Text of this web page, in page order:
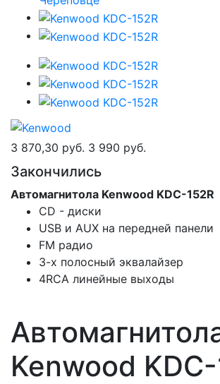
3 870,30 руб. 3 990 руб.
Закончились
Автомагнитола Kenwood KDC-152R
CD - диски
USB и AUX на передней панели
FM радио
3-х полосный эквалайзер
4RCA линейные выходы
Kenwood